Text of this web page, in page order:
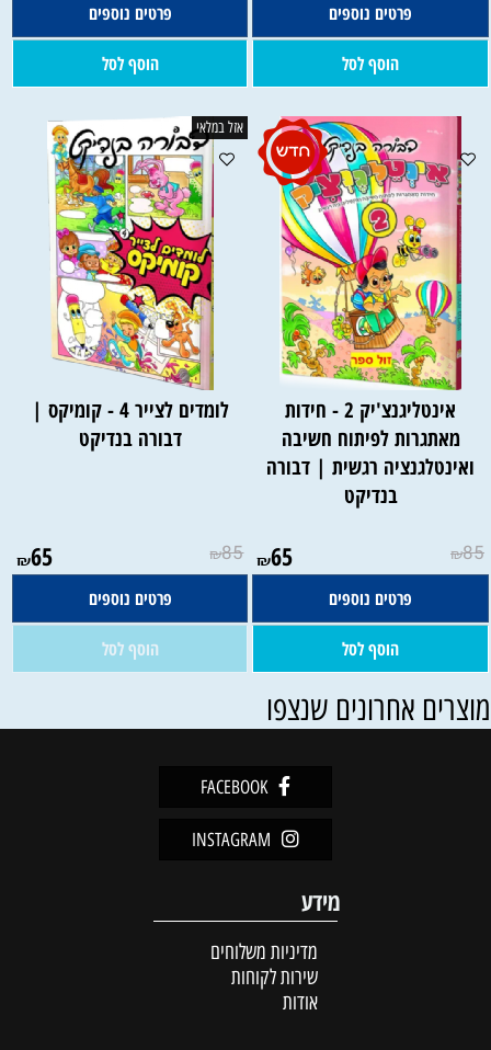
פרטים נוספים
הוסף לסל
פרטים נוספים
הוסף לסל
אינטליגנצ'יק 2 - חידות
מאתגרות לפיתוח חשיבה
ואינטלגנציה רגשית | דבורה
בנדיקט
₪85
₪65
פרטים נוספים
הוסף לסל
אזל במלאי
לומדים לצייר 4 - קומיקס |
דבורה בנדיקט
₪85
₪65
פרטים נוספים
הוסף לסל
אחרונים שנצפו
FACEBOOK
INSTAGRAM
מידע
מדיניות משלוחים
שירות לקוחות
אודות